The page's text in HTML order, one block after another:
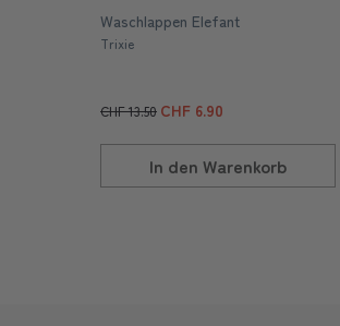
Waschlappen Elefant
Trixie
CHF 13.50 CHF 6.90
In den Warenkorb